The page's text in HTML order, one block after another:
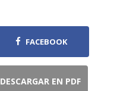
FACEBOOK
DESCARGAR EN PDF